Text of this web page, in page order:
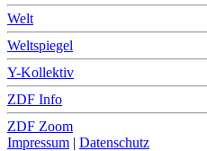
Welt
Weltspiegel
Y-Kollektiv
ZDF Info
ZDF Zoom
Impressum | Datenschutz